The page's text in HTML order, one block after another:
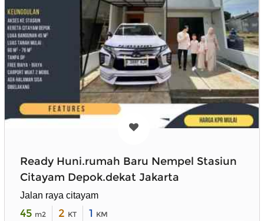
Ready Huni.rumah Baru Nempel Stasiun
Citayam Depok.dekat Jakarta
Jalan raya citayam
45 m2 2 KT 1 KM